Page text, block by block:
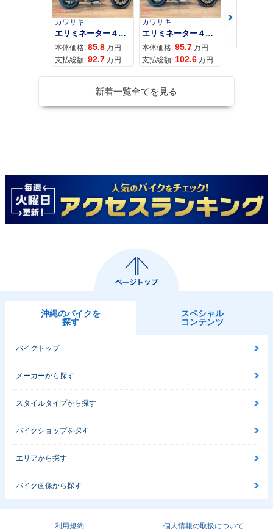
カワサキ
エリミネーター４００
本体価格: 85.8 万円
支払総額: 92.7 万円
カワサキ
エリミネーター４００ＳＥ
本体価格: 95.7 万円
支払総額: 102.6 万円
カワサキ
本体価格:
新着一覧全てを見る
沖縄のバイクを
探す
スペシャル
コンテンツ
バイクトップ
メーカーから探す
スタイルタイプから探す
バイクショップを探す
エリアから探す
バイク画像から探す
利用規約 個人情報の取扱について